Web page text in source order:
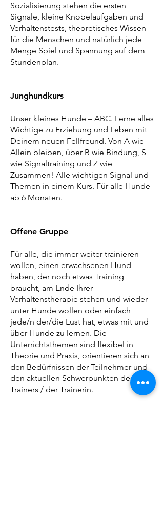
Sozialisierung stehen die ersten
Signale, kleine Knobelaufgaben und
Verhaltenstests, theoretisches Wissen
für die Menschen und natürlich jede
Menge Spiel und Spannung auf dem
Stundenplan.
Junghundkurs
Unser kleines Hunde – ABC. Lerne alles
Wichtige zu Erziehung und Leben mit
Deinem neuen Fellfreund. Von A wie
Allein bleiben, über B wie Bindung, S
wie Signaltraining und Z wie
Zusammen! Alle wichtigen Signal und
Themen in einem Kurs. Für alle Hunde
ab 6 Monaten.
Offene Gruppe
Für alle, die immer weiter trainieren
wollen, einen erwachsenen Hund
haben, der noch etwas Training
braucht, am Ende Ihrer
Verhaltenstherapie stehen und wieder
unter Hunde wollen oder einfach
jede/n der/die Lust hat, etwas mit und
über Hunde zu lernen. Die
Unterrichtsthemen sind flexibel in
Theorie und Praxis, orientieren sich an
den Bedürfnissen der Teilnehmer und
den aktuellen Schwerpunkten des
Trainers / der Trainerin.